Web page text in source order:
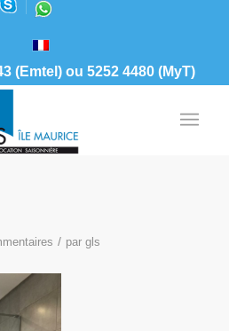
(Emtel) ou 5252 4480 (MyT)
/ par gls